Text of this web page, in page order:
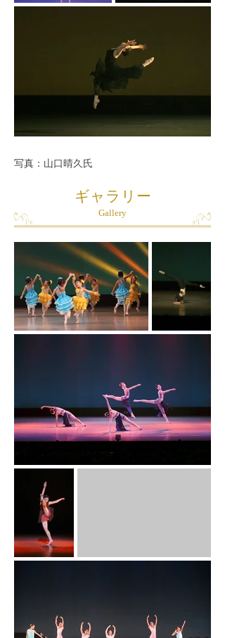
写真：山口晴久氏
ギャラリー
Gallery